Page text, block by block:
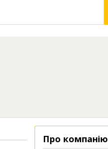
Про компанію